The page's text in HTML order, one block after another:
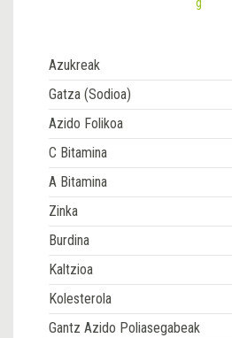
Azukreak
Gatza (Sodioa)
Azido Folikoa
C Bitamina
A Bitamina
Zinka
Burdina
Kaltzioa
Kolesterola
Gantz Azido Poliasegabeak